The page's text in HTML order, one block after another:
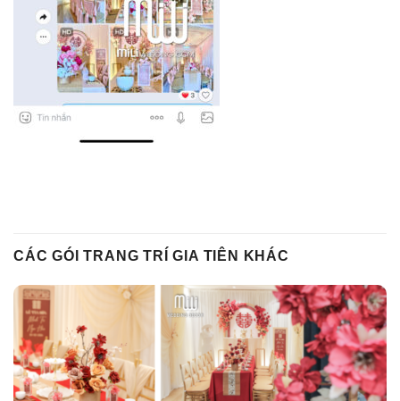
CÁC GÓI TRANG TRÍ GIA TIÊN KHÁC